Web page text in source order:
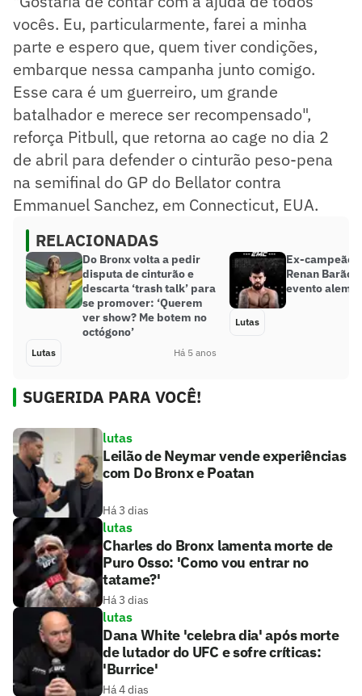
vocês. Eu, particularmente, farei a minha
parte e espero que, quem tiver condições,
embarque nessa campanha junto comigo.
Esse cara é um guerreiro, um grande
batalhador e merece ser recompensado",
reforça Pitbull, que retorna ao cage no dia 2
de abril para defender o cinturão peso-pena
na semifinal do GP do Bellator contra
Emmanuel Sanchez, em Connecticut, EUA.
RELACIONADAS
Do Bronx volta a pedir
disputa de cinturão e
descarta ‘trash talk’ para
se promover: ‘Querem
ver show? Me botem no
octógono’
Lutas Há 5 anos
Ex-campeão
Renan Barão
evento
Lutas
SUGERIDA PARA VOCÊ!
lutas
Leilão de Neymar vende experiências
com Do Bronx e Poatan
Há 3 dias
lutas
Charles do Bronx lamenta morte de
Puro Osso: 'Como vou entrar no
tatame?'
Há 3 dias
lutas
Dana White 'celebra dia' após morte
de lutador do UFC e sofre críticas:
'Burrice'
Há 4 dias